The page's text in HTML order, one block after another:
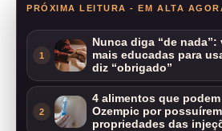
PRÓXIMA LEITURA - EM ALTA
1
Nunca diga “de
mais educadas para
diz “obrigado”
2
4 alimentos que
Ozempic por
propriedades das